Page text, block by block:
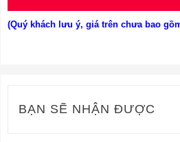
(Quý khách lưu ý, giá trên chưa bao
BẠN SẼ NHẬN ĐƯỢC